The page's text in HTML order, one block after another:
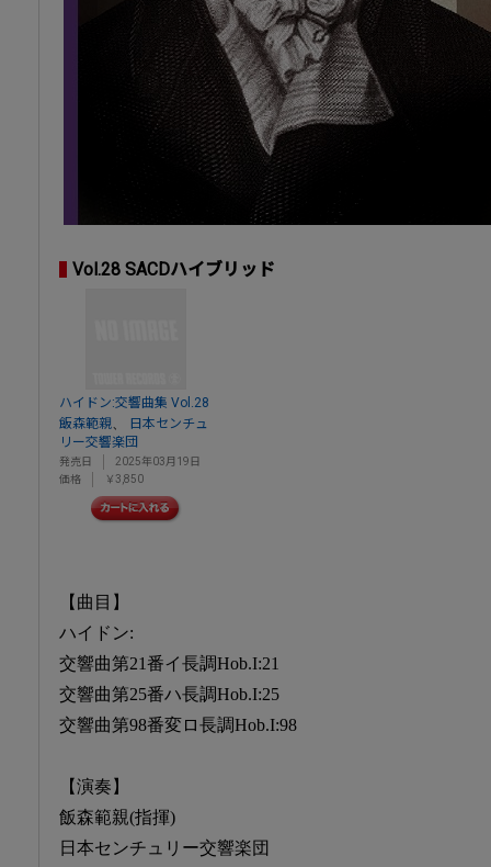
Vol.28 SACDハイブリッド
ハイドン:交響曲集 Vol.28
飯森範親
日本センチュ
リー交響楽団
発売日
2025年03月19日
価格
￥3,850
【曲目】
ハイドン:
交響曲第21番イ長調Hob.I:21
交響曲第25番ハ長調Hob.I:25
交響曲第98番変ロ長調Hob.I:98
【演奏】
飯森範親(指揮)
日本センチュリー交響楽団